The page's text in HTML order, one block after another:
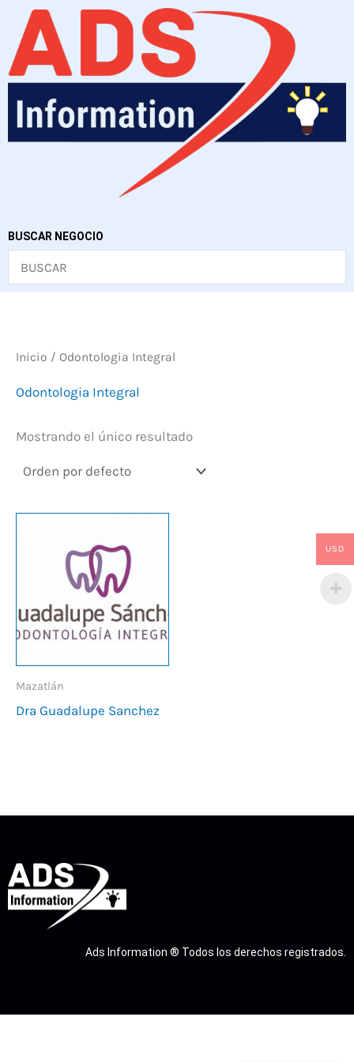
contenido
BUSCAR NEGOCIO
Inicio / Odontologia Integral
Odontologia Integral
Mostrando el único resultado
Mazatlán
Dra Guadalupe Sanchez
Ads Information ® Todos los derechos registrados.
USD